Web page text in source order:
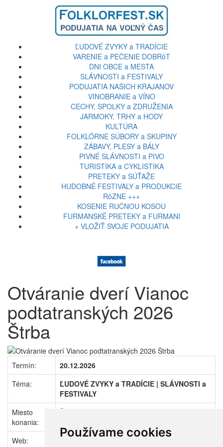
Používame cookies
ĽUDOVÉ ZVYKY a TRADÍCIE
VARENIE a PEČENIE DOBRôT
DNI OBCE a MESTA
SLÁVNOSTI a FESTIVALY
PODUJATIA NAŠICH KRAJANOV
VINOBRANIE a VÍNO
CECHY, SPOLKY a ZDRUŽENIA
JARMOKY, TRHY a HODY
KULTÚRA
FOLKLÓRNE SÚBORY a SKUPINY
ZÁBAVY, PLESY a BÁLY
PIVNÉ SLÁVNOSTI a PIVO
TURISTIKA a CYKLISTIKA
PRETEKY a SÚŤAŽE
HUDOBNÉ FESTIVALY a PRODUKCIE
RôZNE +++
KOSENIE RUČNOU KOSOU
FURMANSKÉ PRETEKY a FURMANI
+ VLOŽIŤ SVOJE PODUJATIA
Otváranie dverí Vianoc
podtatranských 2026
Štrba
Termín:
20.12.2026
Téma:
ĽUDOVÉ ZVYKY a TRADÍCIE | SLÁVNOSTI a
FESTIVALY
Miesto
konania:
Web: